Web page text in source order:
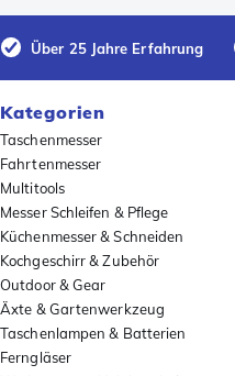
Über 25 Jahre Erfahrung
Kategorien
Taschenmesser
Fahrtenmesser
Multitools
Messer Schleifen & Pflege
Küchenmesser & Schneiden
Kochgeschirr & Zubehör
Outdoor & Gear
Äxte & Gartenwerkzeug
Taschenlampen & Batterien
Ferngläser